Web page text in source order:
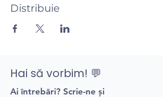
Distribuie
Hai să vorbim! 💬
Ai întrebări? Scrie-ne și